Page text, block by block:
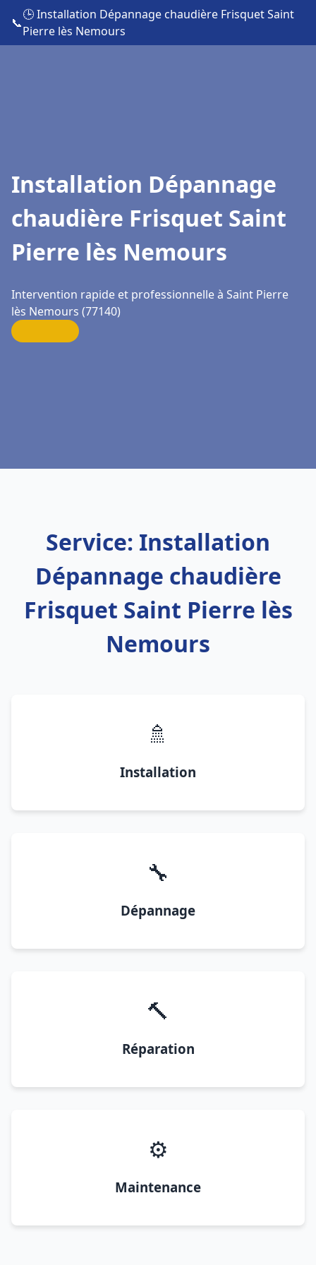
📞
🕒 Installation Dépannage chaudière Frisquet Saint
Pierre lès Nemours
Installation Dépannage
chaudière Frisquet Saint
Pierre lès Nemours
Intervention rapide et professionnelle à Saint Pierre
lès Nemours (77140)
Service: Installation
Dépannage chaudière
Frisquet Saint Pierre lès
Nemours
🚿
Installation
🔧
Dépannage
🔨
Réparation
⚙️
Maintenance